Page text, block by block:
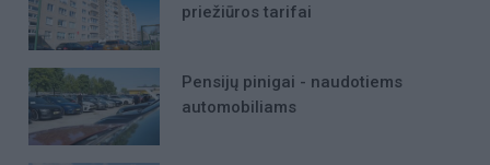
priežiūros tarifai
Pensijų pinigai - naudotiems
automobiliams